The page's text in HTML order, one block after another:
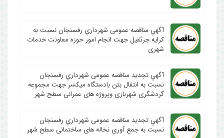
آگهي مناقصه عمومی شهرداري رفسنجان نسبت به
کرایه جرثقیل جهت انجام امور حوزه معاونت خدمات
شهری
آگهي تجدید مناقصه عمومی شهرداري رفسنجان
نسبت به انتقال بتن بادستگاه میکسر جهت مجموعه
گردشگری شهربازی وپروژه های عمرانی سطح شهر
آگهي تجدید مناقصه عمومی شهرداري رفسنجان
نسبت به جمع آوری نخاله های ساختمانی سطح شهر